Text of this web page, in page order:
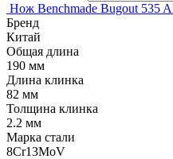
Нож Benchmade Bugout 535
Бренд
Китай
Общая длина
190 мм
Длина клинка
82 мм
Толщина клинка
2.2 мм
Марка стали
8Cr13MoV